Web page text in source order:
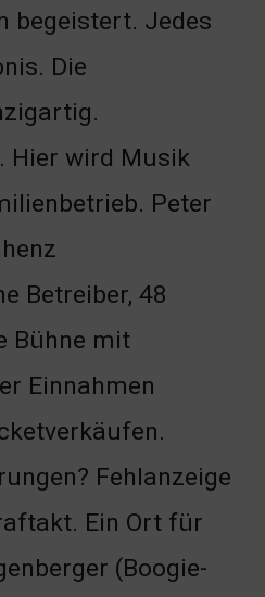
begeistert. Jedes
Die
Hier wird Musik
Peter
Betreiber, 48
Bühne mit
Einnahmen
Fehlanzeige
Ein Ort für
(Boogie-